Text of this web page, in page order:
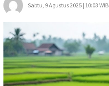
Sabtu, 9 Agustus 2025 | 10:03 WIB